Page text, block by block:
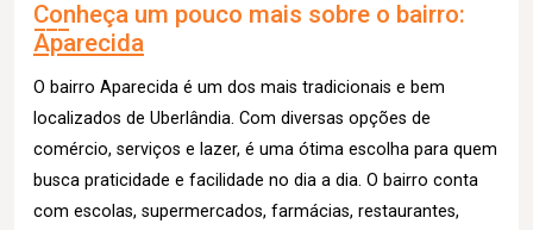
Conheça um pouco mais sobre o bairro:
Aparecida
O bairro Aparecida é um dos mais tradicionais e bem
localizados de Uberlândia. Com diversas opções de
comércio, serviços e lazer, é uma ótima escolha para quem
busca praticidade e facilidade no dia a dia. O bairro conta
com escolas, supermercados, farmácias, restaurantes,